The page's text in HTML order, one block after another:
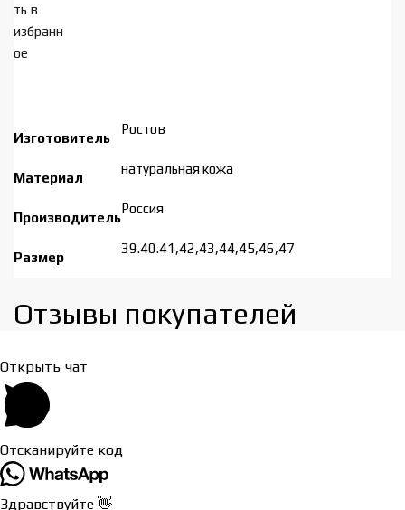
ть в
избранн
ое
Изготовитель
Ростов
Материал
натуральная кожа
Производитель
Россия
Размер
39.40.41,42,43,44,45,46,47
Отзывы покупателей​
Открыть чат
Отсканируйте код
Здравствуйте 👋